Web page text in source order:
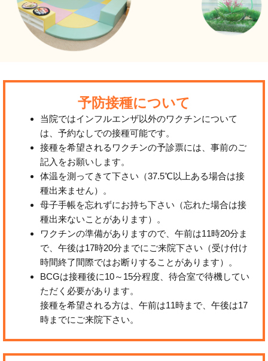
予防接種について
当院ではインフルエンザ以外のワクチンについて
は、予約なしでの接種可能です。
接種を希望されるワクチンの予診票には、事前のご
記入をお願いします。
体温を測ってきて下さい（37.5℃以上ある場合は接
種出来ません）。
母子手帳を忘れずにお持ち下さい（忘れた場合は接
種出来ないことがあります）。
ワクチンの準備がありますので、午前は11時20分ま
で、午後は17時20分までにご来院下さい（受け付け
時間終了間際ではお断りすることがあります）。
BCGは接種後に10～15分程度、待合室で待機してい
ただく必要があります。
接種を希望される方は、午前は11時まで、午後は17
時までにご来院下さい。